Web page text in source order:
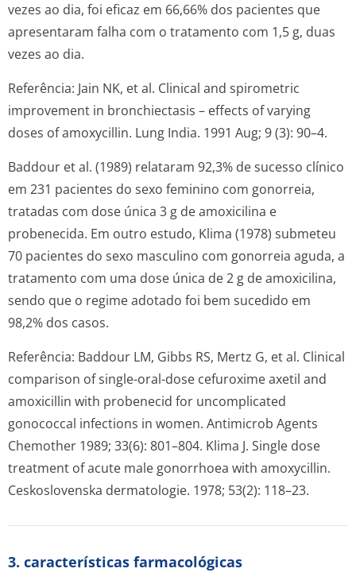
vezes ao dia, foi eficaz em 66,66% dos pacientes que
apresentaram falha com o tratamento com 1,5 g, duas
vezes ao dia.
Referência: Jain NK, et al. Clinical and spirometric
improvement in bronchiectasis – effects of varying
doses of amoxycillin. Lung India. 1991 Aug; 9 (3): 90–4.
Baddour et al. (1989) relataram 92,3% de sucesso clínico
em 231 pacientes do sexo feminino com gonorreia,
tratadas com dose única 3 g de amoxicilina e
probenecida. Em outro estudo, Klima (1978) submeteu
70 pacientes do sexo masculino com gonorreia aguda, a
tratamento com uma dose única de 2 g de amoxicilina,
sendo que o regime adotado foi bem sucedido em
98,2% dos casos.
Referência: Baddour LM, Gibbs RS, Mertz G, et al. Clinical
comparison of single-oral-dose cefuroxime axetil and
amoxicillin with probenecid for uncomplicated
gonococcal infections in women. Antimicrob Agents
Chemother 1989; 33(6): 801–804. Klima J. Single dose
treatment of acute male gonorrhoea with amoxycillin.
Ceskoslovenska dermatologie. 1978; 53(2): 118–23.
3. características farmacológicas